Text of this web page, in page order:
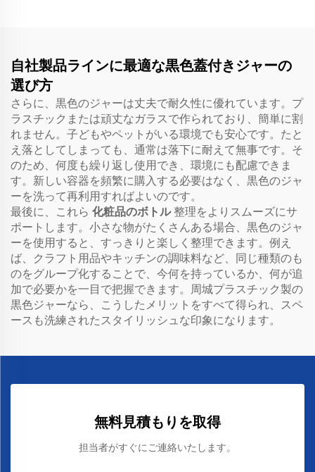
自社製品ラインに最適な黒色蓋付きジャーの
選び方
さらに、黒色のジャーは丈夫で耐久性に優れています。プ
ラスチックまたは頑丈なガラスで作られており、簡単に割
れません。子どもやペットがいる環境でも安心です。たと
え落としてしまっても、通常は落下に耐えて無事です。そ
のため、何度も繰り返し使用でき、環境にも配慮できま
す。新しい容器を頻繁に購入する必要はなく、黒色のジャ
ーを洗って再利用すればよいのです。
最後に、これら 化粧品のボトル整理をよりスムーズにサ
ポートします。小さな物がたくさんある場合、黒色のジャ
ーを使用すると、すっきりと楽しく整理できます。例え
ば、クラフト用品やキッチンの調味料など、同じ種類のも
のをグループ化することで、今何を持っているか、何が追
加で必要かを一目で把握できます。周城プラスチック製の
黒色ジャーなら、こうしたメリットをすべて得られ、スペ
ースも洗練されたスタイリッシュな印象になります。
無料見積もりを取得
担当者がすぐにご連絡いたします。